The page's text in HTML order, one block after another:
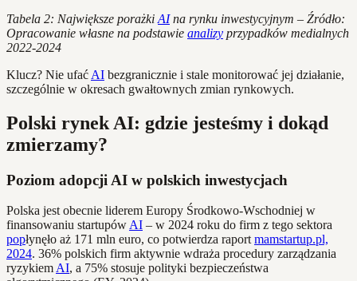
Tabela 2: Największe porażki AIna rynku inwestycyjnym – Źródło:
Opracowanie własne na podstawie analizy przypadków medialnych
2022-2024
Klucz? Nie ufać AI bezgranicznie i stale monitorować jej działanie,
szczególnie w okresach gwałtownych zmian rynkowych.
Polski rynek AI: gdzie jesteśmy i dokąd
zmierzamy?
Poziom adopcji AI w polskich inwestycjach
Polska jest obecnie liderem Europy Środkowo-Wschodniej w
finansowaniu startupów AI – w 2024 roku do firm z tego sektora
popłynęło aż 171 mln euro, co potwierdza raport mamstartup.pl,
2024. 36% polskich firm aktywnie wdraża procedury zarządzania
ryzykiem AI, a 75% stosuje polityki bezpieczeństwa